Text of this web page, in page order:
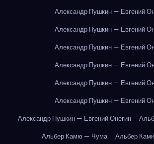
Александр Пушкин — Евгений
Александр Пушкин — Евгений
Александр Пушкин — Евгений
Александр Пушкин — Евгений
Александр Пушкин — Евгений
Александр Пушкин — Евгений
Александр Пушкин — Евгений Онегин
Альбер Камю — Чума
Альбер